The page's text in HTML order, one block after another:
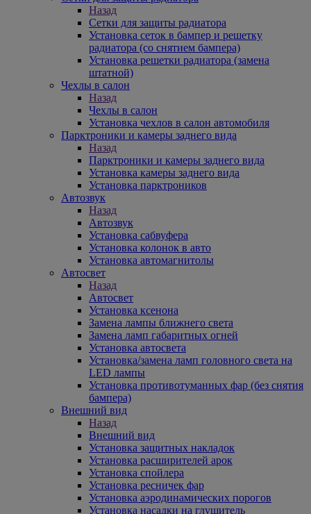
Назад
Сетки для защиты радиатора
Установка сеток в бампер и решетку
радиатора (со снятием бампера)
Установка решетки радиатора (замена
штатной)
Чехлы в салон
Назад
Чехлы в салон
Установка чехлов в салон автомобиля
Парктроники и камеры заднего вида
Назад
Парктроники и камеры заднего вида
Установка камеры заднего вида
Установка парктроников
Автозвук
Назад
Автозвук
Установка сабвуфера
Установка колонок в авто
Установка автомагнитолы
Автосвет
Назад
Автосвет
Установка ксенона
Замена лампы ближнего света
Замена ламп габаритных огней
Установка автосвета
Установка/замена ламп головного света на
LED лампы
Установка противотуманных фар (без снятия
бампера)
Внешний вид
Назад
Внешний вид
Установка защитных накладок
Установка расширителей арок
Установка спойлера
Установка ресничек фар
Установка аэродинамических порогов
Установка насадки на глушитель